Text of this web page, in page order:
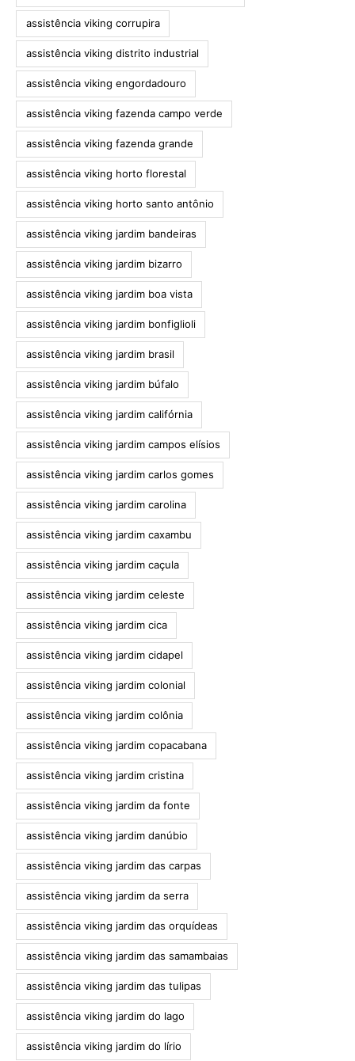
assistência viking corrupira
assistência viking distrito industrial
assistência viking engordadouro
assistência viking fazenda campo verde
assistência viking fazenda grande
assistência viking horto florestal
assistência viking horto santo antônio
assistência viking jardim bandeiras
assistência viking jardim bizarro
assistência viking jardim boa vista
assistência viking jardim bonfiglioli
assistência viking jardim brasil
assistência viking jardim búfalo
assistência viking jardim califórnia
assistência viking jardim campos elísios
assistência viking jardim carlos gomes
assistência viking jardim carolina
assistência viking jardim caxambu
assistência viking jardim caçula
assistência viking jardim celeste
assistência viking jardim cica
assistência viking jardim cidapel
assistência viking jardim colonial
assistência viking jardim colônia
assistência viking jardim copacabana
assistência viking jardim cristina
assistência viking jardim da fonte
assistência viking jardim danúbio
assistência viking jardim das carpas
assistência viking jardim da serra
assistência viking jardim das orquídeas
assistência viking jardim das samambaias
assistência viking jardim das tulipas
assistência viking jardim do lago
assistência viking jardim do lírio